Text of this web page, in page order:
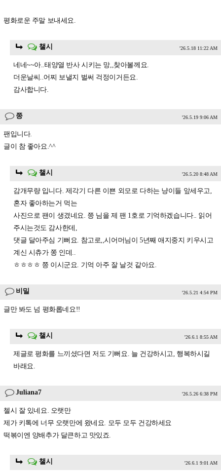
평화로운 주말 보내세요.
챌시 '26.5.18 11:22 AM
네네~~아..태양열 반사 시키는 망,,찾아볼께요.
더운날씨..어찌 보낼지 벌써 걱정이거든요.
감사합니다.
쯩 '26.5.19 9:06 AM
팬입니다.
글이 참 좋아요.^^
챌시 '26.5.20 8:48 AM
감개무량 입니다. 제각기 다른 이쁜 외모로 다하는 냥이들 앞세우고,
혼자 좋아하는거 먹는
사진으로 팬이 생겼네요. 쯩 님을 제 팬 1호로 기억하겠습니다.. 읽어
주시는것도 감사한데,
댓글 달아주심 기뻐요. 참고로,,시어머님이 5년째 애지중지 키우시고
계신 시츄가 쫑 인데..
ㅎㅎㅎㅎ 쯩 이시군요. 기억 아주 잘 날것 같아요.
비밀 '26.5.21 4:54 PM
글만 봐도 넘 평화롭네요!!
챌시 '26.6.1 8:55 AM
제글로 평화를 느끼셨다면 저도 기뻐요. 늘 건강하시고, 행복하시길
바래요.
Juliana7 '26.5.26 6:38 PM
첼시 잘 있네요. 오랫만
제가 키톡에 너무 오랫만에 왔네요. 모두 모두 건강하세요
떡볶이엔 양배추가 달큰하고 맛있죠.
챌시 '26.6.1 9:01 AM